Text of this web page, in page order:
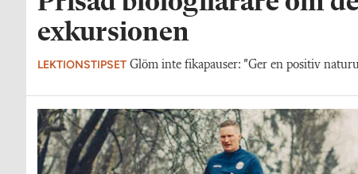
exkursionen
LEKTIONSTIPSET Glöm inte fikapauser: ”Ger en positiv